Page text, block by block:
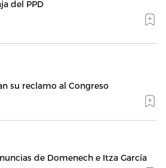
del PPD
su reclamo al Congreso
de Domenech e Itza García